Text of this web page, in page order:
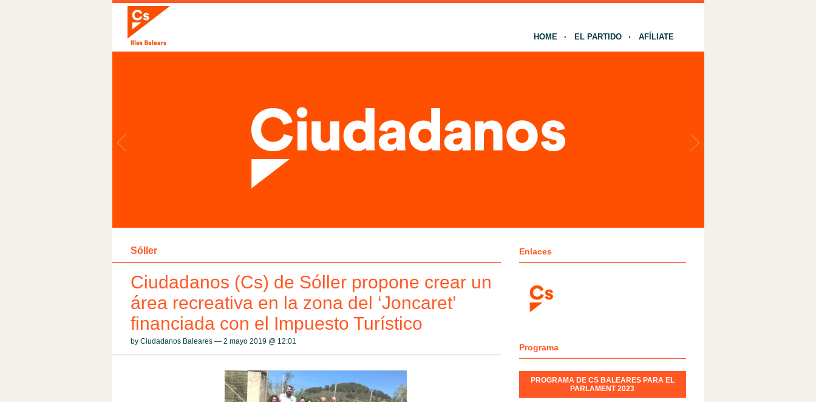
HOME EL PARTIDO AFÍLIATE
Sóller
Ciudadanos (Cs) de Sóller propone crear un
área recreativa en la zona del ‘Joncaret’
financiada con el Impuesto Turístico
by Ciudadanos Baleares — 2 mayo 2019 @ 12:01
Enlaces
Programa
PROGRAMA DE CS BALEARES PARA EL
PARLAMENT 2023